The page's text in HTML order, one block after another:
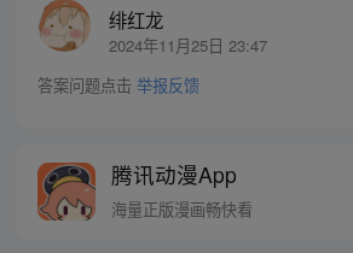
绯红龙
2024年11月25日 23:47
答案问题点击 举报反馈
腾讯动漫App
海量正版漫画畅快看